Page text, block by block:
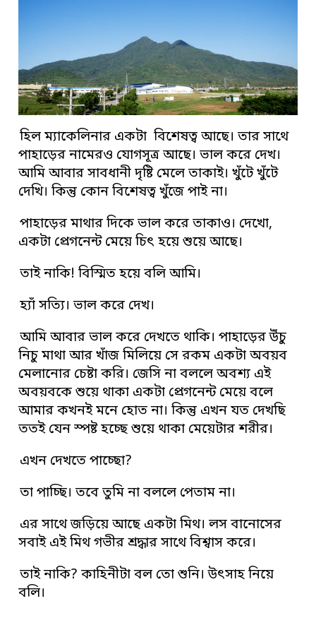
হিল ম্যাকেলিনার একটা বিশেষত্ব আছে। তার সাথে
পাহাড়ের নামেরও যোগসূত্র আছে। ভাল করে দেখ।
আমি আবার সাবধানী দৃষ্টি মেলে তাকাই। খুঁটে খুঁটে
দেখি। কিন্তু কোন বিশেষত্ব খুঁজে পাই না।
পাহাড়ের মাথার দিকে ভাল করে তাকাও। দেখো,
একটা প্রেগনেন্ট মেয়ে চিৎ হয়ে শুয়ে আছে।
তাই নাকি! বিস্মিত হয়ে বলি আমি।
হ্যাঁ সত্যি। ভাল করে দেখ।
আমি আবার ভাল করে দেখতে থাকি। পাহাড়ের উঁচু
নিচু মাথা আর খাঁজ মিলিয়ে সে রকম একটা অবয়ব
মেলানোর চেষ্টা করি। জেসি না বললে অবশ্য এই
অবয়বকে শুয়ে থাকা একটা প্রেগনেন্ট মেয়ে বলে
আমার কখনই মনে হোত না। কিন্তু এখন যত দেখছি
ততই যেন স্পষ্ট হচ্ছে শুয়ে থাকা মেয়েটার শরীর।
এখন দেখতে পাচ্ছো?
তা পাচ্ছি। তবে তুমি না বললে পেতাম না।
এর সাথে জড়িয়ে আছে একটা মিথ। লস বানোসের
সবাই এই মিথ গভীর শ্রদ্ধার সাথে বিশ্বাস করে।
তাই নাকি? কাহিনীটা বল তো শুনি। উৎসাহ নিয়ে
বলি।